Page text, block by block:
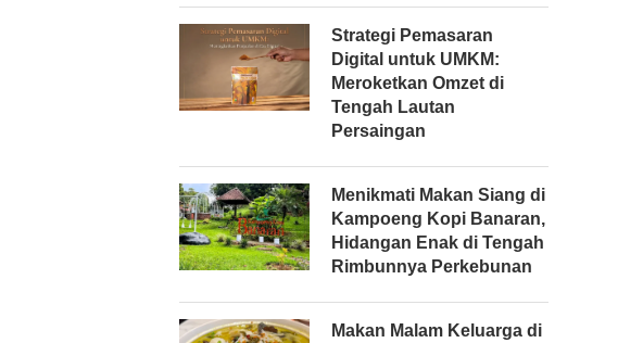
Strategi Pemasaran
Digital untuk UMKM:
Meroketkan Omzet di
Tengah Lautan
Persaingan
Menikmati Makan Siang di
Kampoeng Kopi Banaran,
Hidangan Enak di Tengah
Rimbunnya Perkebunan
Makan Malam Keluarga di